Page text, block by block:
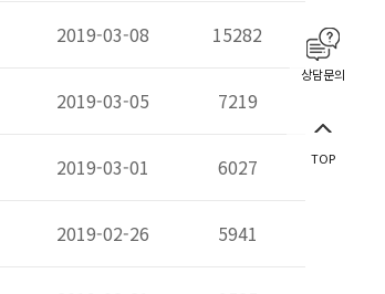
2019-03-08 15282
2019-03-05 7219
2019-03-01 6027
2019-02-26 5941
상담문의
TOP